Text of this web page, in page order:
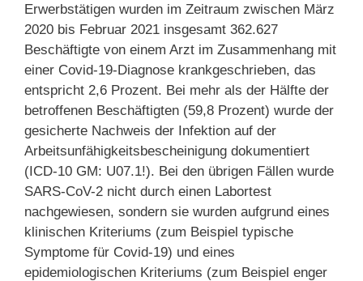
Erwerbstätigen wurden im Zeitraum zwischen März
2020 bis Februar 2021 insgesamt 362.627
Beschäftigte von einem Arzt im Zusammenhang mit
einer Covid-19-Diagnose krankgeschrieben, das
entspricht 2,6 Prozent. Bei mehr als der Hälfte der
betroffenen Beschäftigten (59,8 Prozent) wurde der
gesicherte Nachweis der Infektion auf der
Arbeitsunfähigkeitsbescheinigung dokumentiert
(ICD-10 GM: U07.1!). Bei den übrigen Fällen wurde
SARS-CoV-2 nicht durch einen Labortest
nachgewiesen, sondern sie wurden aufgrund eines
klinischen Kriteriums (zum Beispiel typische
Symptome für Covid-19) und eines
epidemiologischen Kriteriums (zum Beispiel enger